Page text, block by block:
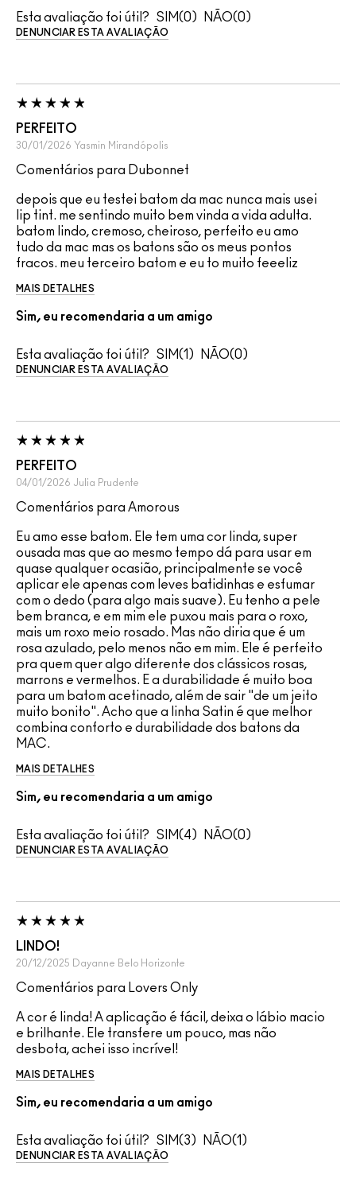
Esta avaliação foi útil? 0 0
DENUNCIAR ESTA AVALIAÇÃO
PERFEITO
30/01/2026 Yasmin Mirandópolis
Comentários para Dubonnet
depois que eu testei batom da mac nunca mais usei
lip tint. me sentindo muito bem vinda a vida adulta.
batom lindo, cremoso, cheiroso, perfeito eu amo
tudo da mac mas os batons são os meus pontos
fracos. meu terceiro batom e eu to muito feeeliz
MAIS DETALHES
Sim, eu recomendaria a um amigo
Esta avaliação foi útil? 1 0
DENUNCIAR ESTA AVALIAÇÃO
PERFEITO
04/01/2026 Julia Prudente
Comentários para Amorous
Eu amo esse batom. Ele tem uma cor linda, super
ousada mas que ao mesmo tempo dá para usar em
quase qualquer ocasião, principalmente se você
aplicar ele apenas com leves batidinhas e esfumar
com o dedo (para algo mais suave). Eu tenho a pele
bem branca, e em mim ele puxou mais para o roxo,
mais um roxo meio rosado. Mas não diria que é um
rosa azulado, pelo menos não em mim. Ele é perfeito
pra quem quer algo diferente dos clássicos rosas,
marrons e vermelhos. E a durabilidade é muito boa
para um batom acetinado, além de sair "de um jeito
muito bonito". Acho que a linha Satin é que melhor
combina conforto e durabilidade dos batons da
MAC.
MAIS DETALHES
Sim, eu recomendaria a um amigo
Esta avaliação foi útil? 4 0
DENUNCIAR ESTA AVALIAÇÃO
LINDO!
20/12/2025 Dayanne Belo Horizonte
Comentários para Lovers Only
A cor é linda! A aplicação é fácil, deixa o lábio macio
e brilhante. Ele transfere um pouco, mas não
desbota, achei isso incrível!
MAIS DETALHES
Sim, eu recomendaria a um amigo
Esta avaliação foi útil? 3 1
DENUNCIAR ESTA AVALIAÇÃO